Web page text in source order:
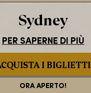
Sydney
PER SAPERNE DI PIÙ
I BIGLIETTI
ORA APERTO!